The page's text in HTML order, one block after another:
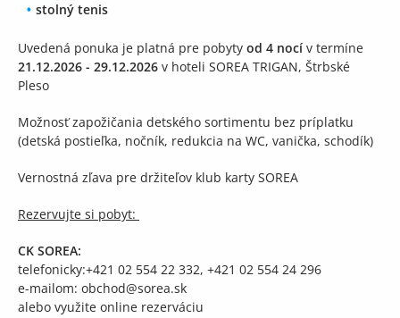
stolný tenis
Uvedená ponuka je platná pre pobyty od 4 nocí v termíne
21.12.2026 - 29.12.2026 v hoteli SOREA TRIGAN, Štrbské
Pleso
Možnosť zapožičania detského sortimentu bez príplatku
(detská postieľka, nočník, redukcia na WC, vanička, schodík)
Vernostná zľava pre držiteľov klub karty SOREA
Rezervujte si pobyt:
CK SOREA:
telefonicky:+421 02 554 22 332, +421 02 554 24 296
e-mailom: obchod@sorea.sk
alebo využite online rezerváciu